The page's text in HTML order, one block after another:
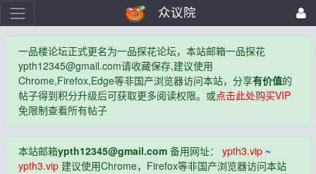
众议院
一品楼论坛正式更名为一品探花论坛，本站邮箱一品探花
ypth12345@gmail.com请收藏保存,建议使用
Chrome,Firefox,Edge等非国产浏览器访问本站，分享有价值的
帖子得到积分升级后可获取更多阅读权限。或点击此处购买VIP
免限制查看所有帖子
本站邮箱ypth12345@gmail.com备用网址： ypth3.vip~
ypth3.vip建议使用Chrome，Firefox等非国产浏览器访问本站